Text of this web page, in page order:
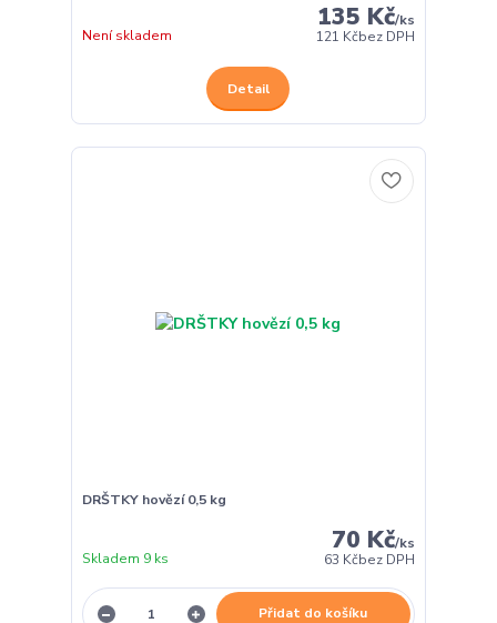
135 Kč/ks
121 Kčbez DPH
Není skladem
Detail
DRŠTKY hovězí 0,5 kg
70 Kč/ks
63 Kčbez DPH
Skladem 9 ks
Přidat do košíku